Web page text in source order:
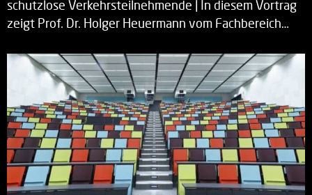
schutzlose Verkehrsteilnehmende | In diesem Vortrag
zeigt Prof. Dr. Holger Heuermann vom Fachbereich…